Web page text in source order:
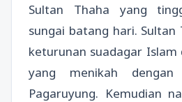
Sultan Thaha yang
sungai batang hari. Sultan
keturunan suadagar Islam
yang menikah
Pagaruyung. Kemudian